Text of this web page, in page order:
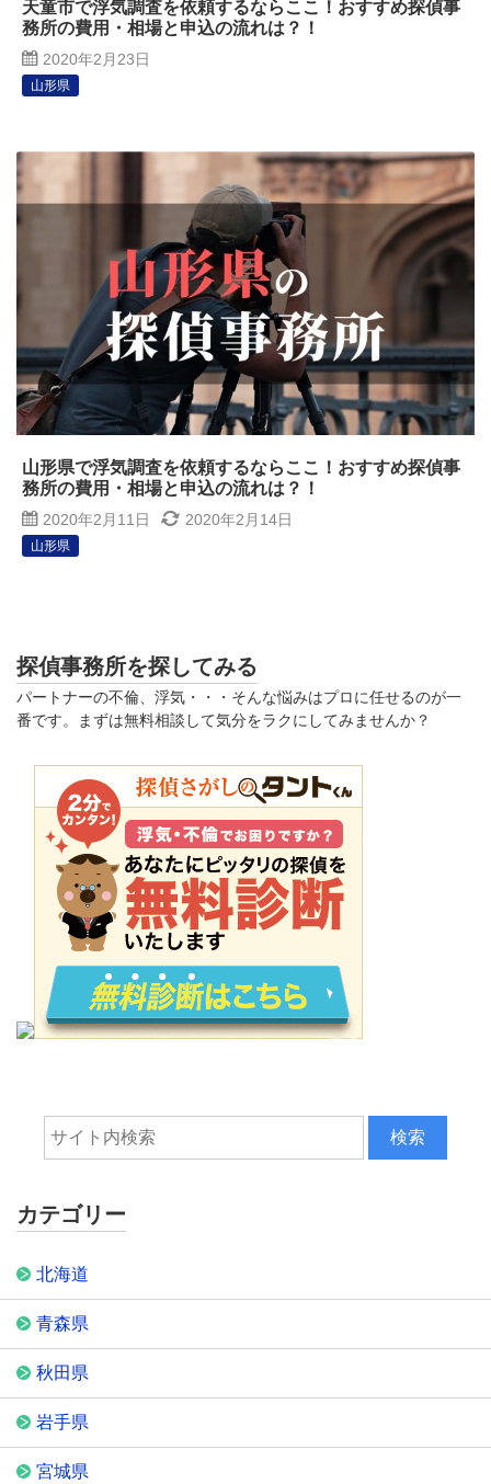
天童市で浮気調査を依頼するならここ！おすすめ探偵事
務所の費用・相場と申込の流れは？！
2020年2月23日
山形県
山形県で浮気調査を依頼するならここ！おすすめ探偵事
務所の費用・相場と申込の流れは？！
2020年2月11日 2020年2月14日
山形県
探偵事務所を探してみる
パートナーの不倫、浮気・・・そんな悩みはプロに任せるのが一
番です。まずは無料相談して気分をラクにしてみませんか？
カテゴリー
北海道
青森県
秋田県
岩手県
宮城県